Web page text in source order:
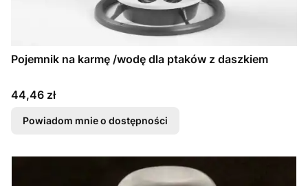
Pojemnik na karmę /wodę dla ptaków z daszkiem
Cena
44,46 zł
Powiadom mnie o dostępności